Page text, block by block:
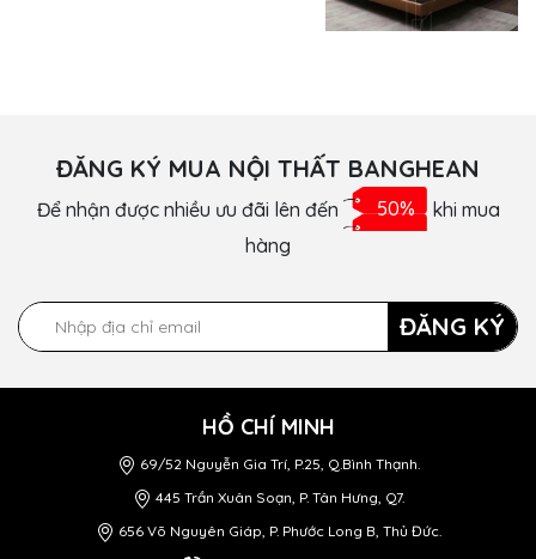
ĐĂNG KÝ MUA NỘI THẤT BANGHEAN
Để nhận được nhiều ưu đãi lên đến 50% khi mua
hàng
ĐĂNG KÝ
HỒ CHÍ MINH
69/52 Nguyễn Gia Trí, P.25, Q.Bình Thạnh.
445 Trần Xuân Soạn, P. Tân Hưng, Q7.
656 Võ Nguyên Giáp, P. Phước Long B, Thủ Đức.